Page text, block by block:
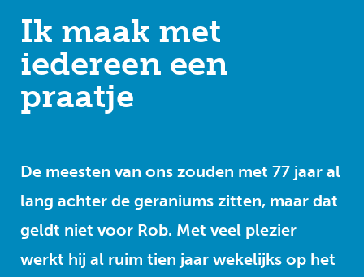
Ik maak met
iedereen een
praatje
De meesten van ons zouden met 77 jaar al
lang achter de geraniums zitten, maar dat
geldt niet voor Rob. Met veel plezier
werkt hij al ruim tien jaar wekelijks op het